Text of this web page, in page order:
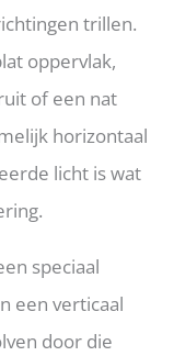
trillen.
oppervlak,
of een nat
horizontaal
licht is wat
speciaal
een verticaal
door die